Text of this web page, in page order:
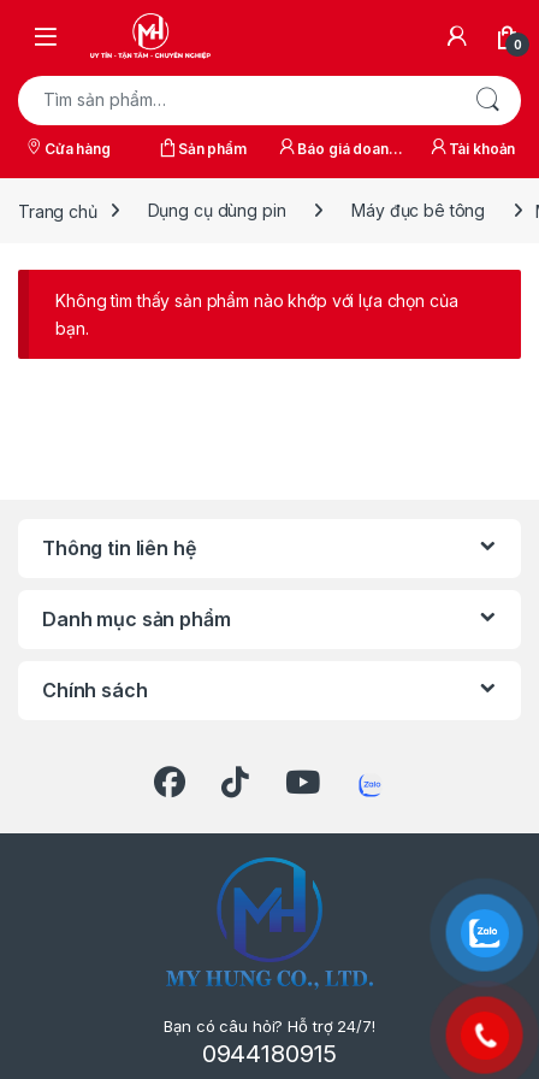
0
Tìm kiếm:
Cửa hàng Sản phẩm
Báo giá doanh
Tài khoản
Trang chủ Dụng cụ dùng pin Máy đục bê tông
Không tìm thấy sản phẩm nào khớp với lựa chọn của
bạn.
Thông tin liên hệ
Danh mục sản phẩm
Chính sách
Bạn có câu hỏi? Hỗ trợ 24/7!
0944180915